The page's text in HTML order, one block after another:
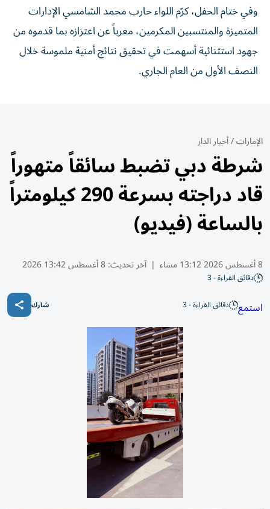
وفي ختام الحفل، كرّم اللواء حارب محمد الشامسي الإدارات
المتميزة والمنتسبين المكرمين، معرباً عن اعتزازه بما قدموه من
جهود استثنائية أسهمت في تحقيق نتائج أمنية ملموسة خلال
النصف الأول من العام الجاري.
الإمارات/أخبار الدار
شرطة دبي تضبط سائقاً متهوراً
قاد دراجته بسرعة 290 كيلومتراً
بالساعة (فيديو)
8 أغسطس 2026 13:12 مساء | آخر تحديث:8 أغسطس 13:42 2026
دقائق القراءة - 3
استمع دقائق القراءة - 3 شارك